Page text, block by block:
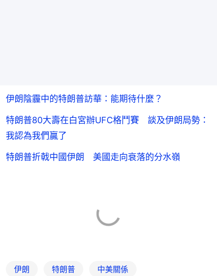
伊朗陰霾中的特朗普訪華：能期待什麼？
特朗普80大壽在白宮辦UFC格鬥賽 談及伊朗局勢：
我認為我們贏了
特朗普折戟中國伊朗 美國走向衰落的分水嶺
伊朗 特朗普 中美關係